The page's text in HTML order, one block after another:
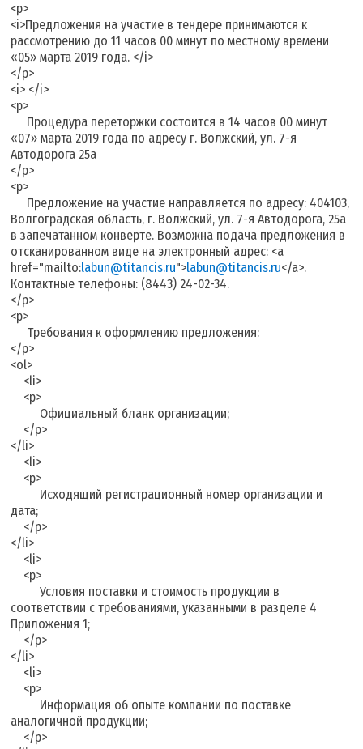
<p>
<i>Предложения на участие в тендере принимаются к
рассмотрению до 11 часов 00 минут по местному времени
«05» марта 2019 года. </i>
</p>
<i> </i>
<p>
Процедура переторжки состоится в 14 часов 00 минут
«07» марта 2019 года по адресу г. Волжский, ул. 7-я
Автодорога 25а
</p>
<p>
Предложение на участие направляется по адресу: 404103,
Волгоградская область, г. Волжский, ул. 7-я Автодорога, 25а
в запечатанном конверте. Возможна подача предложения в
отсканированном виде на электронный адрес: <a
href="mailto:labun@titancis.ru">labun@titancis.ru</a>.
Контактные телефоны: (8443) 24-02-34.
</p>
<p>
Требования к оформлению предложения:
</p>
<ol>
<li>
<p>
Официальный бланк организации;
</p>
</li>
<li>
<p>
Исходящий регистрационный номер организации и
дата;
</p>
</li>
<li>
<p>
Условия поставки и стоимость продукции в
соответствии с требованиями, указанными в разделе 4
Приложения 1;
</p>
</li>
<li>
<p>
Информация об опыте компании по поставке
аналогичной продукции;
</p>